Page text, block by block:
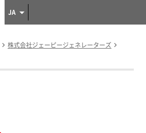
JA
株式会社ジェーピージェネレーターズ